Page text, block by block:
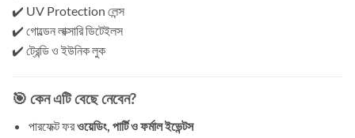
✔️ UV Protection লেন্স
✔️ গোল্ডেন লাক্সারি ডিটেইলস
✔️ ট্রেন্ডি ও ইউনিক লুক
🎯 কেন এটি বেছে নেবেন?
পারফেক্ট ফরওয়েডিং, পার্টি ও ফর্মাল ইভেন্টস